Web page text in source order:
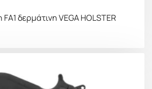
δερμάτινη VEGA HOLSTER